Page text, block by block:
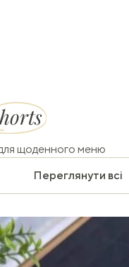
щоденного меню
Переглянути всі